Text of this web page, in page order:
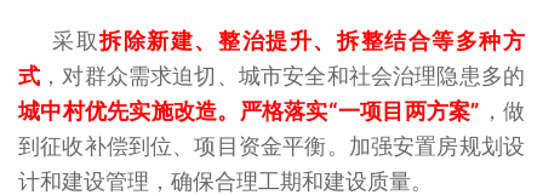
采取拆除新建、整治提升、拆整结合等多种方
式 ，对群众需求迫切、城市安全和社会治理隐患多的
城中村优先实施改造。严格落实“一项目两方案” ，做
到征收补偿到位、项目资金平衡。加强安置房规划设
计和建设管理，确保合理工期和建设质量。